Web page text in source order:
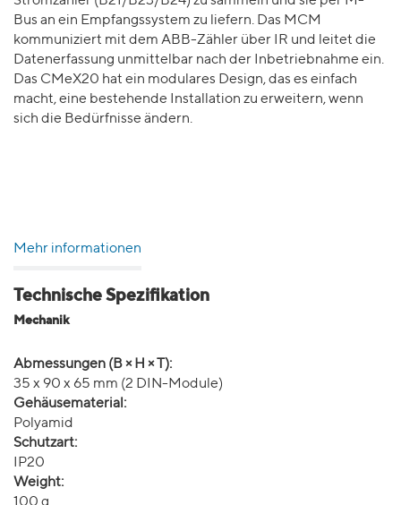
Bus an ein Empfangssystem zu liefern. Das MCM
kommuniziert mit dem ABB-Zähler über IR und leitet die
Datenerfassung unmittelbar nach der Inbetriebnahme ein.
Das CMeX20 hat ein modulares Design, das es einfach
macht, eine bestehende Installation zu erweitern, wenn
sich die Bedürfnisse ändern.
Mehr informationen
Technische Spezifikation
Mechanik
Abmessungen (B × H × T):
35 x 90 x 65 mm (2 DIN-Module)
Gehäusematerial:
Polyamid
Schutzart:
IP20
Weight: